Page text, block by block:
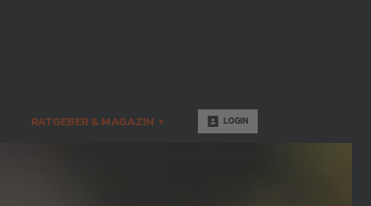
RATGEBER & MAGAZIN LOGIN